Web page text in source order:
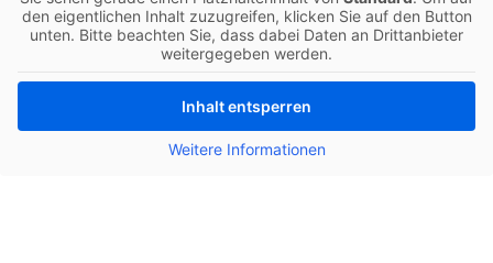
den eigent­li­chen Inhalt zuzu­grei­fen, kli­cken Sie auf den Button
unten. Bitte beach­ten Sie, dass dabei Daten an Dritt­an­bie­ter
wei­ter­ge­ge­ben werden.
Inhalt ent­sper­ren
Wei­te­re Infor­ma­tio­nen